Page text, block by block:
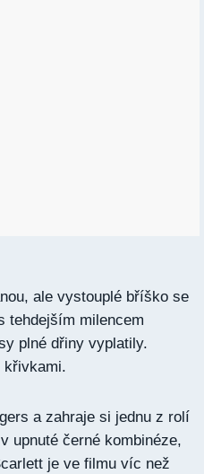
ale vystouplé bříško se
tehdejším milencem
plné dřiny vyplatily.
křivkami.
a zahraje si jednu z rolí
upnuté černé kombinéze,
je ve filmu víc než